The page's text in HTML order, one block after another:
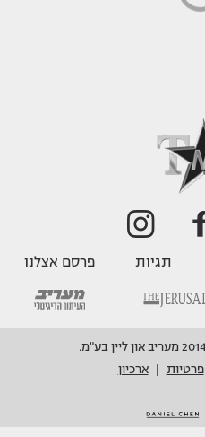
תגיות פרסם אצלנו
פרטיות ארכיון